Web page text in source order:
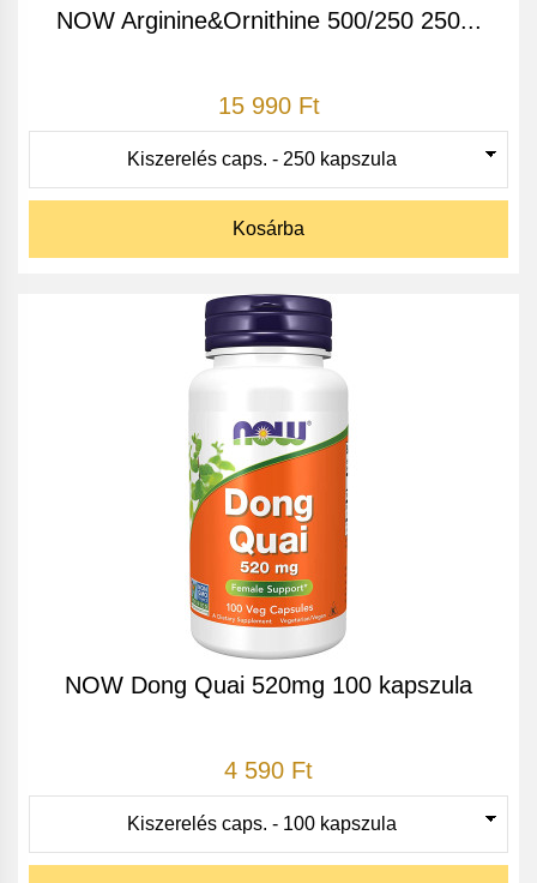
NOW Arginine&Ornithine 500/250 250...
15 990 Ft
Kosárba
NOW Dong Quai 520mg 100 kapszula
4 590 Ft